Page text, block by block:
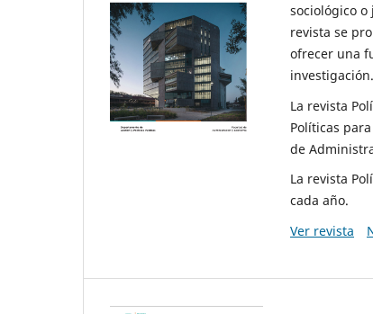
sociológico
revista se
ofrecer una
investigación.
La revista
Políticas
de
La revista
cada año.
Ver revista